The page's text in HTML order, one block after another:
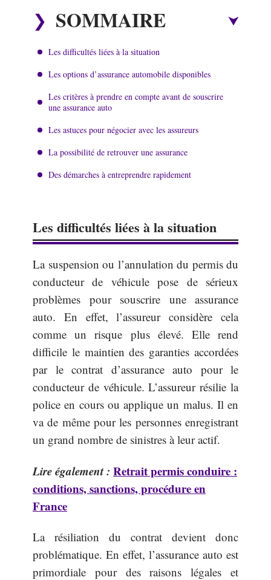
SOMMAIRE
Les difficultés liées à la situation
Les options d’assurance automobile disponibles
Les critères à prendre en compte avant de souscrire
une assurance auto
Les astuces pour négocier avec les assureurs
La possibilité de retrouver une assurance
Des démarches à entreprendre rapidement
Les difficultés liées à la situation
La suspension ou l’annulation du permis du
conducteur de véhicule pose de sérieux
problèmes pour souscrire une assurance
auto. En effet, l’assureur considère cela
comme un risque plus élevé. Elle rend
difficile le maintien des garanties accordées
par le contrat d’assurance auto pour le
conducteur de véhicule. L’assureur résilie la
police en cours ou applique un malus. Il en
va de même pour les personnes enregistrant
un grand nombre de sinistres à leur actif.
Lire également : Retrait permis conduire :
conditions, sanctions, procédure en
France
La résiliation du contrat devient donc
problématique. En effet, l’assurance auto est
primordiale pour des raisons légales et